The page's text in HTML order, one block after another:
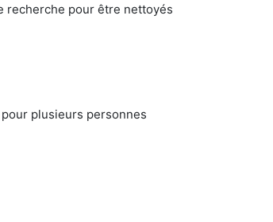
recherche pour être nettoyés
plusieurs personnes